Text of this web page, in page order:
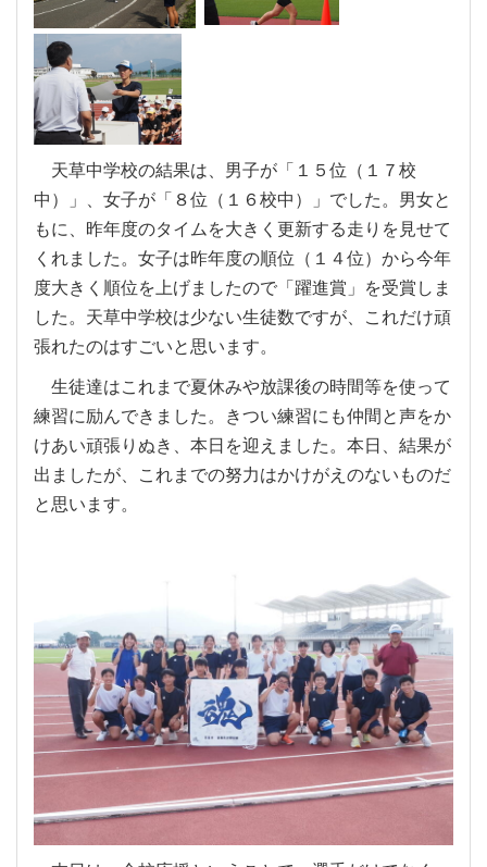
天草中学校の結果は、男子が「１５位（１７校
中）」、女子が「８位（１６校中）」でした。男女と
もに、昨年度のタイムを大きく更新する走りを見せて
くれました。女子は昨年度の順位（１４位）から今年
度大きく順位を上げましたので「躍進賞」を受賞しま
した。天草中学校は少ない生徒数ですが、これだけ頑
張れたのはすごいと思います。
生徒達はこれまで夏休みや放課後の時間等を使って
練習に励んできました。きつい練習にも仲間と声をか
けあい頑張りぬき、本日を迎えました。本日、結果が
出ましたが、これまでの努力はかけがえのないものだ
と思います。